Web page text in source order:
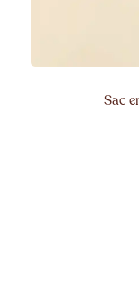
Sac